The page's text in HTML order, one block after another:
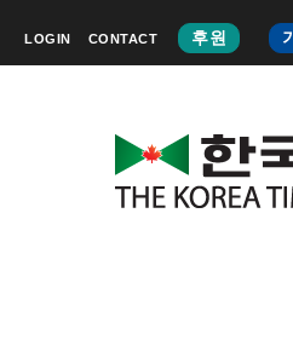
LOGIN CONTACT 후원